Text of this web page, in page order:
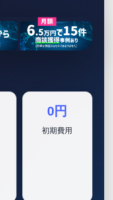
0円
初期費用